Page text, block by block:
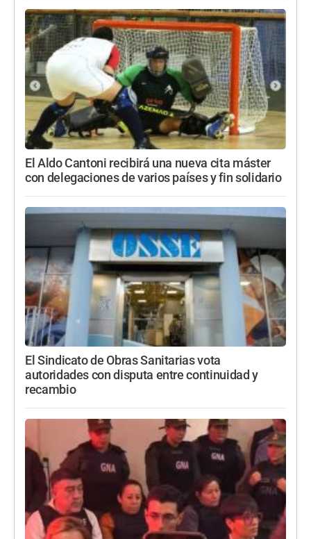
El Aldo Cantoni recibirá una nueva cita máster
con delegaciones de varios países y fin solidario
El Sindicato de Obras Sanitarias vota
autoridades con disputa entre continuidad y
recambio